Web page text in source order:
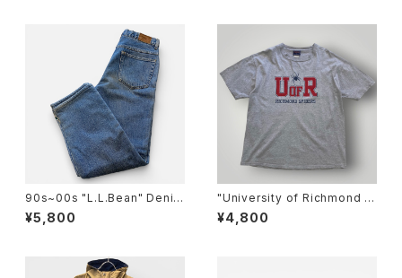
90s~00s "L.L.Bean" Denim
Pants エルエルビーン フリース
ライナー デニム [29]
¥5,800
"University of Richmond s
piders" By JanSport T-Shir
t リッチモンド大学 Tシャツ [X
¥4,800